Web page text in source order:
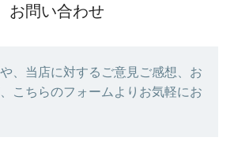
お問い合わせ
、当店に対するご意見ご感想、お
こちらのフォームよりお気軽にお